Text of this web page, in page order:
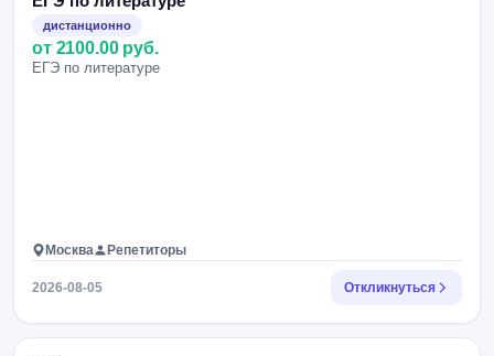
дистанционно
от 2100.00 руб.
ЕГЭ по литературе
Москва Репетиторы
2026-08-05 Откликнуться